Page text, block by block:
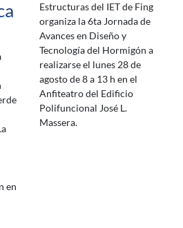
en
Estructuras del IET de Fing
organiza la 6ta Jornada de
Avances en Diseño y
Tecnología del Hormigón a
realizarse el lunes 28 de
agosto de 8 a 13 h en el
Anfiteatro del Edificio
Polifuncional José L.
Massera.